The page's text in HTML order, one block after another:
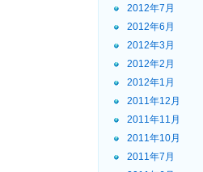
2012年7月
2012年6月
2012年3月
2012年2月
2012年1月
2011年12月
2011年11月
2011年10月
2011年7月